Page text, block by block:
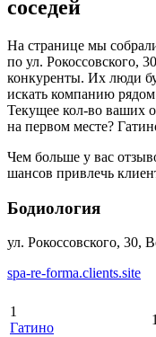
соседей
На странице мы
по ул. Рокоссовского,
конкуренты. Их люди
искать компанию
Текущее кол-во ваших
на первом месте?
Чем больше у вас
шансов привлечь
Бодиология
ул. Рокоссовского, 30,
spa-re-forma.clients.site
1
Гатино
1